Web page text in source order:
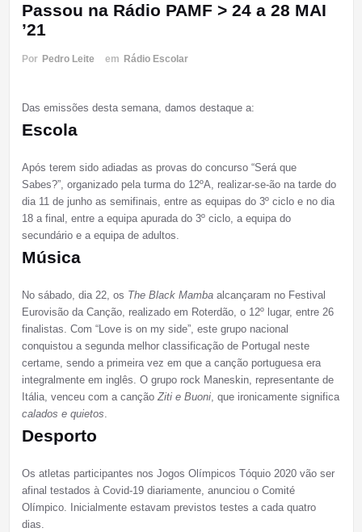
Passou na Rádio PAMF > 24 a 28 MAI
’21
Por Pedro Leite em Rádio Escolar
Das emissões desta semana, damos destaque a:
Escola
Após terem sido adiadas as provas do concurso “Será que
Sabes?”, organizado pela turma do 12ºA, realizar-se-ão na tarde do
dia 11 de junho as semifinais, entre as equipas do 3º ciclo e no dia
18 a final, entre a equipa apurada do 3º ciclo, a equipa do
secundário e a equipa de adultos.
Música
No sábado, dia 22, os The Black Mambaalcançaram no Festival
Eurovisão da Canção, realizado em Roterdão, o 12º lugar, entre 26
finalistas. Com “Love is on my side”, este grupo nacional
conquistou a segunda melhor classificação de Portugal neste
certame, sendo a primeira vez em que a canção portuguesa era
integralmente em inglês. O grupo rock Maneskin, representante de
Itália, venceu com a cançãoZiti e Buoni, que ironicamente significa
calados e quietos.
Desporto
Os atletas participantes nos Jogos Olímpicos Tóquio 2020 vão ser
afinal testados à Covid-19 diariamente, anunciou o Comité
Olímpico. Inicialmente estavam previstos testes a cada quatro
dias.